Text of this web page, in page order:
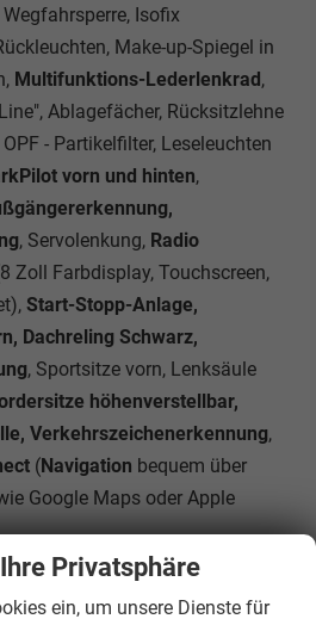
Wegfahrsperre, Isofix
Make-up-Spiegel in
Multifunktions-Lederlenkrad,
Ablagefächer, Rücksitzlehne
- Partikelfilter, Leseleuchten
vorn und hinten,
, Servolenkung, Radio
Zoll Farbdisplay, Touchscreen,
Start-Stopp-Anlage,
Dachreling Schwarz,
, Sportsitze vorn, Lenksäule
höhenverstellbar,
Verkehrszeichenerkennung,
(Navigation bequem über
Google Maps oder Apple
über kein fest verbautes
Durch Apple CarPlay / Android
Privatsphäre
ein, um unsere Dienste für